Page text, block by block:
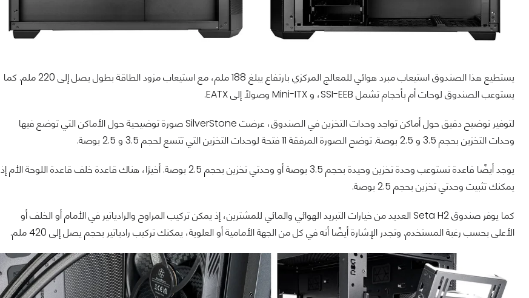
يستطيع هذا الصندوق استيعاب مبرد هوائي للمعالج المركزي بارتفاع يبلغ 188 ملم، مع استيعاب مزود الطاقة بطول يصل إلى 220 ملم. كما
يستوعب الصندوق لوحات أم بأحجام تشمل SSI-EEB، و Mini-ITX وصولًا إلى EATX.
لتوفير توضيح دقيق حول أماكن تواجد وحدات التخزين في الصندوق، عرضت SilverStone صورة توضيحية حول الأماكن التي توضع فيها
وحدات التخزين بحجم 3.5 و 2.5 بوصة. توضح الصورة المرفقة 11 فتحة لوحدات التخزين التي تتسع لحجم 3.5 و 2.5 بوصة.
يوجد أيضًا قاعدة تستوعب وحدة تخزين وحيدة بحجم 3.5 بوصة أو وحدتي تخزين بحجم 2.5 بوصة. أخيرًا، هناك قاعدة خلف قاعدة اللوحة الأم إذ
يمكنك تثبيت وحدتي تخزين بحجم 2.5 بوصة.
كما يوفر صندوق Seta H2 العديد من خيارات التبريد الهوائي والمائي للمشترين، إذ يمكن تركيب المراوح والرادياتير في الأمام أو الخلف أو
الأعلى بحسب رغبة المستخدم. وتجدر الإشارة أيضًا أنه في كل من الجهة الأمامية أو العلوية، يمكنك تركيب رادياتير بحجم يصل إلى 420 ملم.